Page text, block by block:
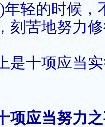
年轻的时候，
刻苦地努力
是十项应当
项应当努力